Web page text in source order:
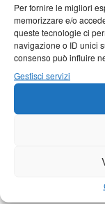
Per fornire le migliori
memorizzare e/o
queste tecnologie ci
navigazione o ID unici
consenso può influire
Gestisci servizi
Borgo a Mozzano
Barga